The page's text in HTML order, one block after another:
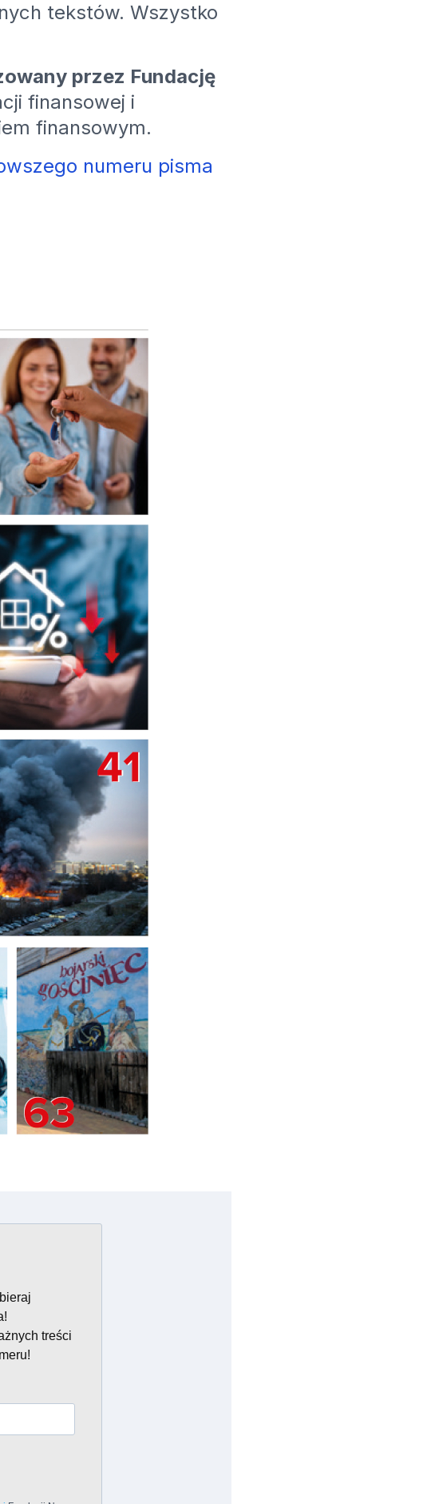
tekstów. Wszystko
przez Fundację
finansowej i
finansowym.
numeru pisma